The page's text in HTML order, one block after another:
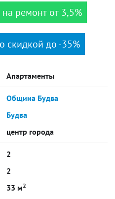
ремонт от 3,5%
скидкой до -35%
Апартаменты
Община Будва
Будва
центр города
2
2
33 м2